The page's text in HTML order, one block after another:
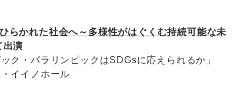
らかれた社会へ～多様性がはぐくむ持続可能な未
出演
ック・パラリンピックはSDGsに応えられるか」
イイノホール